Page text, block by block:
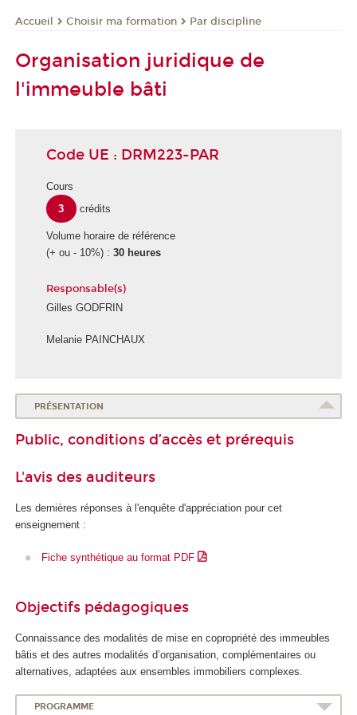
Accueil Choisir ma formation Par discipline
Organisation juridique de
l'immeuble bâti
Code UE : DRM223-PAR
Cours
3
crédits
Volume horaire de référence
(+ ou - 10%) : 30 heures
Responsable(s)
Gilles GODFRIN
Melanie PAINCHAUX
PRÉSENTATION
Public, conditions d’accès et prérequis
L'avis des auditeurs
Les dernières réponses à l'enquête d'appréciation pour cet
enseignement :
Fiche synthétique au format PDF
Objectifs pédagogiques
Connaissance des modalités de mise en copropriété des immeubles
bâtis et des autres modalités d’organisation, complémentaires ou
alternatives, adaptées aux ensembles immobiliers complexes.
PROGRAMME